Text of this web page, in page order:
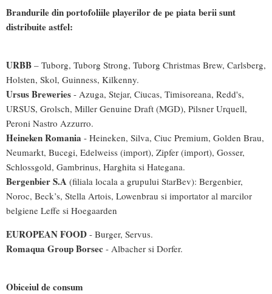
Brandurile din portofoliile playerilor de pe piata berii sunt
distribuite astfel:
URBB – Tuborg, Tuborg Strong, Tuborg Christmas Brew, Carlsberg,
Holsten, Skol, Guinness, Kilkenny.
Ursus Breweries - Azuga, Stejar, Ciucas, Timisoreana, Redd's,
URSUS, Grolsch, Miller Genuine Draft (MGD), Pilsner Urquell,
Peroni Nastro Azzurro.
Heineken Romania - Heineken, Silva, Ciuc Premium, Golden Brau,
Neumarkt, Bucegi, Edelweiss (import), Zipfer (import), Gosser,
Schlossgold, Gambrinus, Harghita si Hategana.
Bergenbier S.A (filiala locala a grupului StarBev): Bergenbier,
Noroc, Beck’s, Stella Artois, Lowenbrau si importator al marcilor
belgiene Leffe si Hoegaarden
EUROPEAN FOOD - Burger, Servus.
Romaqua Group Borsec - Albacher si Dorfer.
Obiceiul de consum